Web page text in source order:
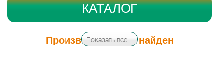
Производитель не найден
КАТАЛОГ
Показать все...